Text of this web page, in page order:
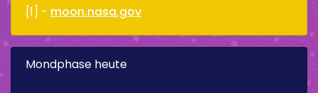
[1] - moon.nasa.gov
Mondphase heute